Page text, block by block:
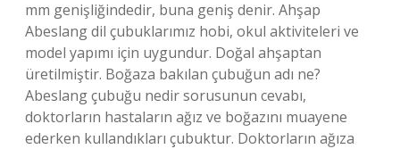
mm genişliğindedir, buna geniş denir. Ahşap
Abeslang dil çubuklarımız hobi, okul aktiviteleri ve
model yapımı için uygundur. Doğal ahşaptan
üretilmiştir. Boğaza bakılan çubuğun adı ne?
Abeslang çubuğu nedir sorusunun cevabı,
doktorların hastaların ağız ve boğazını muayene
ederken kullandıkları çubuktur. Doktorların ağıza